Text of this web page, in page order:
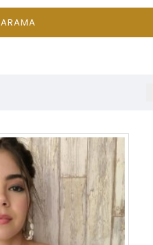
ARAMA